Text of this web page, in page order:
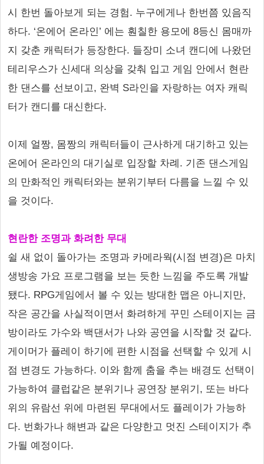
시 한번 돌아보게 되는 경험. 누구에게나 한번쯤 있음직
하다. ‘온에어 온라인’ 에는 훤칠한 용모에 8등신 몸매까
지 갖춘 캐릭터가 등장한다. 들장미 소녀 캔디에 나왔던
테리우스가 신세대 의상을 갖춰 입고 게임 안에서 현란
한 댄스를 선보이고, 완벽 S라인을 자랑하는 여자 캐릭
터가 캔디를 대신한다.
이제 얼짱, 몸짱의 캐릭터들이 근사하게 대기하고 있는
온에어 온라인의 대기실로 입장할 차례. 기존 댄스게임
의 만화적인 캐릭터와는 분위기부터 다름을 느낄 수 있
을 것이다.
현란한 조명과 화려한 무대
쉴 새 없이 돌아가는 조명과 카메라웍(시점 변경)은 마치
생방송 가요 프로그램을 보는 듯한 느낌을 주도록 개발
됐다. RPG게임에서 볼 수 있는 방대한 맵은 아니지만,
작은 공간을 사실적이면서 화려하게 꾸민 스테이지는 금
방이라도 가수와 백댄서가 나와 공연을 시작할 것 같다.
게이머가 플레이 하기에 편한 시점을 선택할 수 있게 시
점 변경도 가능하다. 이와 함께 춤을 추는 배경도 선택이
가능하여 클럽같은 분위기나 공연장 분위기, 또는 바다
위의 유람선 위에 마련된 무대에서도 플레이가 가능하
다. 번화가나 해변과 같은 다양한고 멋진 스테이지가 추
가될 예정이다.